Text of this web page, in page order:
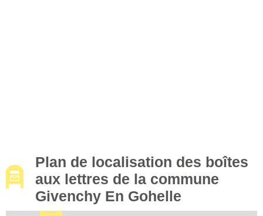
Plan de localisation des boîtes
aux lettres de la commune
Givenchy En Gohelle